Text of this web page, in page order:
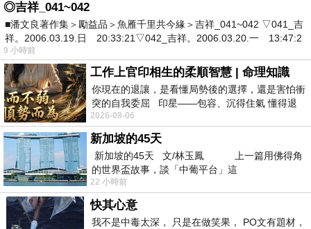
它在你心中已輕的沒有份量，反而是眼前的幸福
(運)，讓你開心到重的捨不得抽離。
上一篇：對她而言。
◎吉祥_041~042
■潘文良著作集＞勵益品＞魚雁千里共今緣＞吉祥_041~042 ▽041_吉
祥。2006.03.19.日 20:33:21▽042_吉祥。2006.03.20.一 13:47:2
9 小時前
工作上官印相生的柔順智慧 | 命理知識
你現在的退讓，是看懂局勢後的選擇，還是害怕衝
突的自我委屈 印星——包容、沉得住氣 懂得退
一步觀察，不會
2026-08-06
新加坡的45天
新加坡的45天 文/林玉鳳 上一篇用佛得角
的世界盃故事，談「中葡平台」這
22 小時前
快其心意
我不是中毒太深， 只是在做笑果， PO文有題材，